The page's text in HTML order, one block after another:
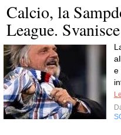
Calcio, la
League.
e